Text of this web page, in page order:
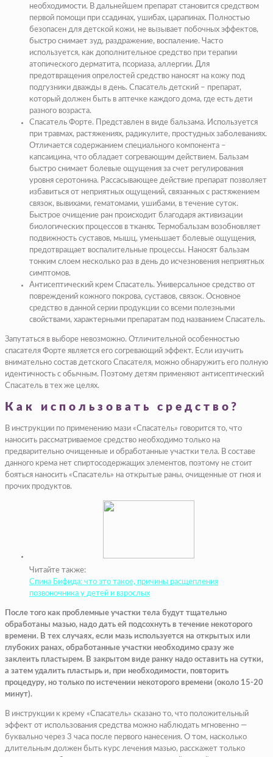
необходимости. В дальнейшем препарат становится средством
первой помощи при ссадинах, ушибах, царапинах. Полностью
безопасен для детской кожи, не вызывает побочных эффектов,
быстро снимает зуд, раздражение, воспаление. Часто
используется, как дополнительное средство при терапии
атопического дерматита, псориаза, аллергии. Для
предотвращения опрелостей средство наносят на кожу под
подгузники дважды в день. Спасатель детский – препарат,
который должен быть в аптечке каждого дома, где есть дети
разного возраста.
Спасатель Форте. Представлен в виде бальзама. Используется
при травмах, растяжениях, радикулите, простудных заболеваниях.
Отличается содержанием специального компонента –
капсаицина, что обладает согревающим действием. Бальзам
быстро снимает болевые ощущения за счет регулирования
уровня серотонина. Рассасывающее действие препарат позволяет
избавиться от неприятных ощущений, связанных с растяжением
связок, вывихами, гематомами, ушибами, в течение суток.
Быстрое очищение ран происходит благодаря активизации
биологических процессов в тканях. Термобальзам возобновляет
подвижность суставов, мышц, уменьшает болевые ощущения,
предотвращает воспалительные процессы. Наносят бальзам
тонким слоем несколько раз в день до исчезновения неприятных
симптомов.
Антисептический крем Спасатель. Универсальное средство от
повреждений кожного покрова, суставов, связок. Основное
средство в данной серии продукции со всеми полезными
свойствами, характерными препаратам под названием Спасатель.
Запутаться в выборе невозможно. Отличительной особенностью
спасателя Форте является его согревающий эффект. Если изучить
внимательно состав детского Спасателя, можно обнаружить его полную
идентичность с обычным. Поэтому детям применяют антисептический
Спасатель в тех же целях.
Как использовать средство?
В инструкции по применению мази «Спасатель» говорится то, что
наносить рассматриваемое средство необходимо только на
предварительно очищенные и обработанные участки тела. В составе
данного крема нет спиртосодержащих элементов, поэтому не стоит
бояться наносить «Спасатель» на открытые раны, очищенные от гноя и
прочих продуктов.
Читайте также:
Спина Бифида: что это такое, причины расщепления
позвоночника у детей и взрослых
После того как проблемные участки тела будут тщательно
обработаны мазью, надо дать ей подсохнуть в течение некоторого
времени. В тех случаях, если мазь используется на открытых или
глубоких ранах, обработанные участки необходимо сразу же
заклеить пластырем. В закрытом виде ранку надо оставить на сутки,
а затем удалить пластырь и, при необходимости, повторить
процедуру, но только по истечении некоторого времени (около 15-20
минут).
В инструкции к крему «Спасатель» сказано то, что положительный
эффект от использования средства можно наблюдать мгновенно —
буквально через 3 часа после первого нанесения. О том, насколько
длительным должен быть курс лечения мазью, расскажет только